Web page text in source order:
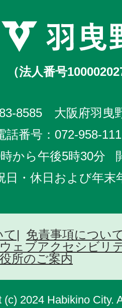
（法人番号
8585 大阪府羽曳
話番号： 072-958-
から午後5時30分
日・休日および年
免責事項につい
ウェブアクセシビリ
所のご案内
(c) 2024 Habikino City.